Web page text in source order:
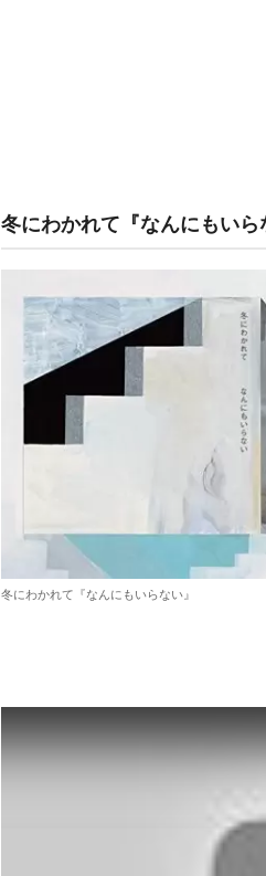
冬にわかれて『なんにもいら
冬にわかれて『なんにもいらない』